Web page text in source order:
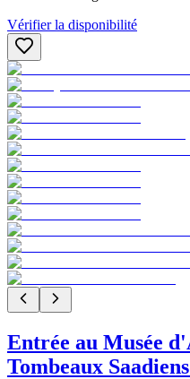
Vérifier la disponibilité
Entrée au Musée
Tombeaux